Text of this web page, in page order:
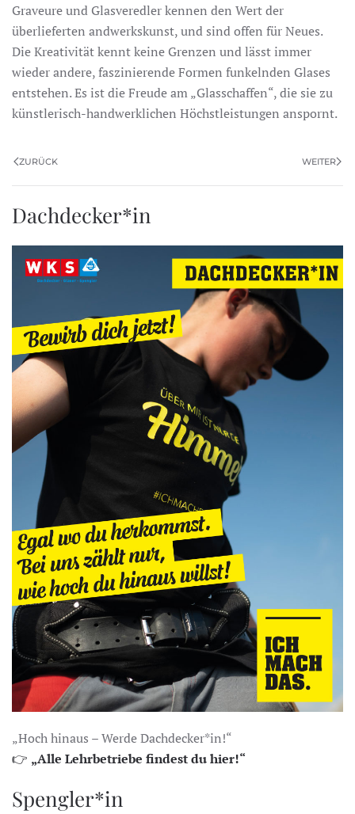
Graveure und Glasveredler kennen den Wert der
überlieferten andwerkskunst, und sind offen für Neues.
Die Kreativität kennt keine Grenzen und lässt immer
wieder andere, faszinierende Formen funkelnden Glases
entstehen. Es ist die Freude am „Glasschaffen“, die sie zu
künstlerisch-handwerklichen Höchstleistungen anspornt.
ZURÜCK WEITER
Dachdecker*in
„Hoch hinaus – Werde Dachdecker*in!“
👉 „Alle Lehrbetriebe findest du hier!“
Spengler*in